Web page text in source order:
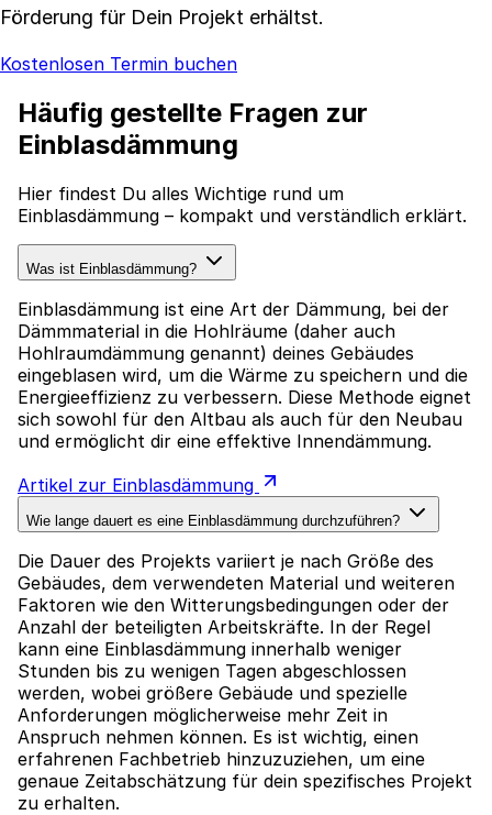
Förderung für Dein Projekt erhältst.
Kostenlosen Termin buchen
Häufig gestellte Fragen zur
Einblasdämmung
Hier findest Du alles Wichtige rund um
Einblasdämmung – kompakt und verständlich erklärt.
Was ist Einblasdämmung?
Einblasdämmung ist eine Art der Dämmung, bei der
Dämmmaterial in die Hohlräume (daher auch
Hohlraumdämmung genannt) deines Gebäudes
eingeblasen wird, um die Wärme zu speichern und die
Energieeffizienz zu verbessern. Diese Methode eignet
sich sowohl für den Altbau als auch für den Neubau
und ermöglicht dir eine effektive Innendämmung.
Artikel zur Einblasdämmung
Wie lange dauert es eine Einblasdämmung durchzuführen?
Die Dauer des Projekts variiert je nach Größe des
Gebäudes, dem verwendeten Material und weiteren
Faktoren wie den Witterungsbedingungen oder der
Anzahl der beteiligten Arbeitskräfte. In der Regel
kann eine Einblasdämmung innerhalb weniger
Stunden bis zu wenigen Tagen abgeschlossen
werden, wobei größere Gebäude und spezielle
Anforderungen möglicherweise mehr Zeit in
Anspruch nehmen können. Es ist wichtig, einen
erfahrenen Fachbetrieb hinzuzuziehen, um eine
genaue Zeitabschätzung für dein spezifisches Projekt
zu erhalten.